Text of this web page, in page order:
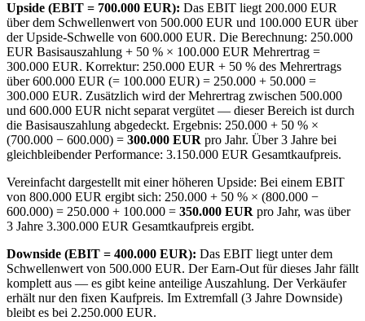
Upside (EBIT = 700.000 EUR): Das EBIT liegt 200.000 EUR
über dem Schwellenwert von 500.000 EUR und 100.000 EUR über
der Upside-Schwelle von 600.000 EUR. Die Berechnung: 250.000
EUR Basisauszahlung + 50 % × 100.000 EUR Mehrertrag =
300.000 EUR. Korrektur: 250.000 EUR + 50 % des Mehrertrags
über 600.000 EUR (= 100.000 EUR) = 250.000 + 50.000 =
300.000 EUR. Zusätzlich wird der Mehrertrag zwischen 500.000
und 600.000 EUR nicht separat vergütet — dieser Bereich ist durch
die Basisauszahlung abgedeckt. Ergebnis: 250.000 + 50 % ×
(700.000 − 600.000) = 300.000 EUR pro Jahr. Über 3 Jahre bei
gleichbleibender Performance: 3.150.000 EUR Gesamtkaufpreis.
Vereinfacht dargestellt mit einer höheren Upside: Bei einem EBIT
von 800.000 EUR ergibt sich: 250.000 + 50 % × (800.000 −
600.000) = 250.000 + 100.000 = 350.000 EUR pro Jahr, was über
3 Jahre 3.300.000 EUR Gesamtkaufpreis ergibt.
Downside (EBIT = 400.000 EUR): Das EBIT liegt unter dem
Schwellenwert von 500.000 EUR. Der Earn-Out für dieses Jahr fällt
komplett aus — es gibt keine anteilige Auszahlung. Der Verkäufer
erhält nur den fixen Kaufpreis. Im Extremfall (3 Jahre Downside)
bleibt es bei 2.250.000 EUR.